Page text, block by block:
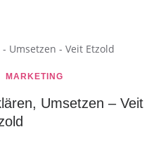
MARKETING
Umsetzen – Veit